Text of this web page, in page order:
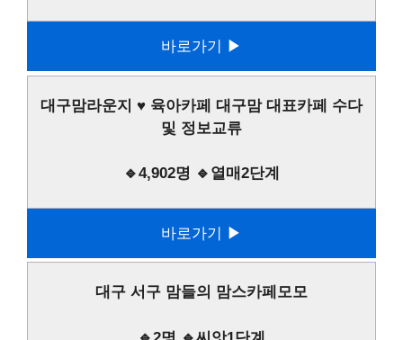
바로가기 ▶
대구맘라운지 ♥ 육아카페 대구맘 대표카페 수다
및 정보교류
🔹4,902명 🔹열매2단계
바로가기 ▶
대구 서구 맘들의 맘스카페모모